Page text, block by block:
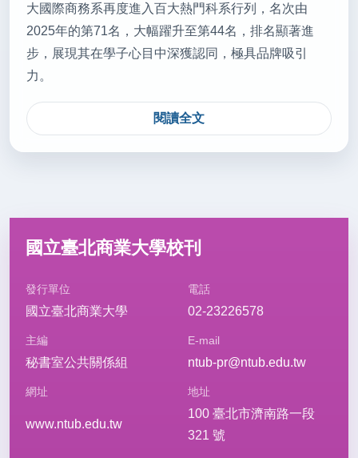
大國際商務系再度進入百大熱門科系行列，名次由
2025年的第71名，大幅躍升至第44名，排名顯著進
步，展現其在學子心目中深獲認同，極具品牌吸引
力。
閱讀全文
國立臺北商業大學校刊
發行單位
國立臺北商業大學
電話
02-23226578
主編
秘書室公共關係組
E-mail
ntub-pr@ntub.edu.tw
網址
www.ntub.edu.tw
地址
100 臺北市濟南路一段
321 號